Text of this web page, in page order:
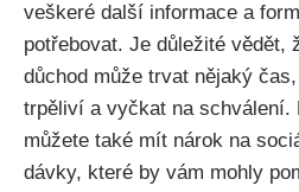
veškeré další informace a
potřebovat. Je důležité vědět,
důchod může trvat nějaký
trpěliví a vyčkat na schválení.
můžete také mít nárok na
dávky, které by vám mohly